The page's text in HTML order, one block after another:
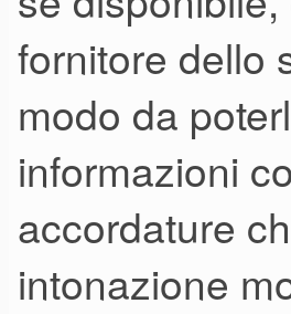
fornitore dello
modo da
informazioni
accordature
intonazione